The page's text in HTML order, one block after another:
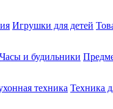
Игрушки для детей
Часы и будильники
техника Техника